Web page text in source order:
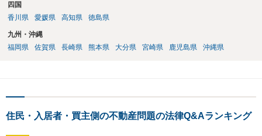
四国
香川県
愛媛県 高知県 徳島県
九州・沖縄
福岡県
佐賀県 長崎県 熊本県 大分県 宮崎県 鹿児島県 沖縄県
住民・入居者・買主側の不動産問題の法律Q&Aランキング